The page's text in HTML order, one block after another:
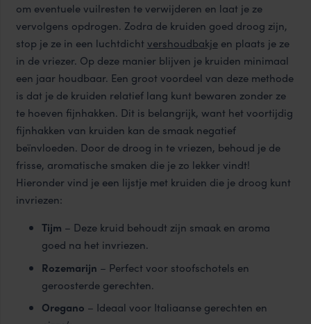
om eventuele vuilresten te verwijderen en laat je ze
vervolgens opdrogen. Zodra de kruiden goed droog zijn,
stop je ze in een luchtdichtvershoudbakjeen plaats je ze
in de vriezer. Op deze manier blijven je kruiden minimaal
een jaar houdbaar. Een groot voordeel van deze methode
is dat je de kruiden relatief lang kunt bewaren zonder ze
te hoeven fijnhakken. Dit is belangrijk, want het voortijdig
fijnhakken van kruiden kan de smaak negatief
beïnvloeden. Door de droog in te vriezen, behoud je de
frisse, aromatische smaken die je zo lekker vindt!
Hieronder vind je een lijstje met kruiden die je droog kunt
invriezen:
Tijm – Deze kruid behoudt zijn smaak en aroma
goed na het invriezen.
Rozemarijn – Perfect voor stoofschotels en
geroosterde gerechten.
Oregano – Ideaal voor Italiaanse gerechten en